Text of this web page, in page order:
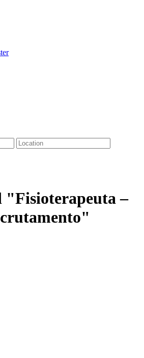
"Fisioterapeuta –